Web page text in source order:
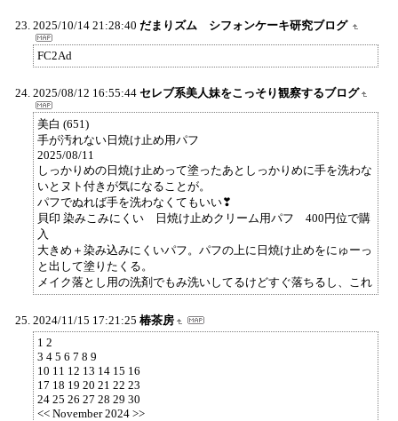
2025/10/14 21:28:40 だまりズム シフォンケーキ研究ブログ
FC2Ad
2025/08/12 16:55:44 セレブ系美人妹をこっそり観察するブログ
美白 (651)
手が汚れない日焼け止め用パフ
2025/08/11
しっかりめの日焼け止めって塗ったあとしっかりめに手を洗わな
いとヌト付きが気になることが。
パフでぬれば手を洗わなくてもいい❣
貝印 染みこみにくい 日焼け止めクリーム用パフ 400円位で購
入
大きめ＋染み込みにくいパフ。パフの上に日焼け止めをにゅーっ
と出して塗りたくる。
メイク落とし用の洗剤でもみ洗いしてるけどすぐ落ちるし、これ
2024/11/15 17:21:25 椿茶房
1 2
3 4 5 6 7 8 9
10 11 12 13 14 15 16
17 18 19 20 21 22 23
24 25 26 27 28 29 30
<< November 2024 >>